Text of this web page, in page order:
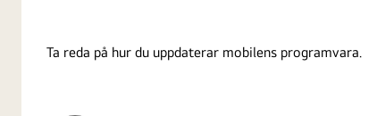
Ta reda på hur du uppdaterar mobilens programvara.